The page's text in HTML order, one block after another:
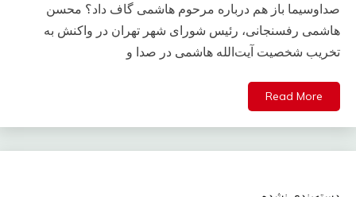
صداوسیما باز هم درباره مرحوم هاشمی گاف داد؟ محسن‌
هاشمی رفسنجانی، رئیس شورای شهر تهران در واکنش به
تخریب شخصیت آیت‌الله‌ هاشمی در صدا و
Read More